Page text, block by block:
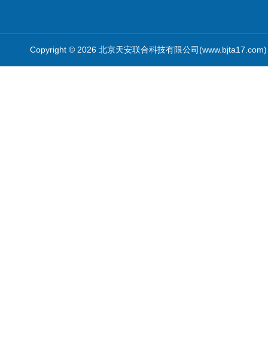
Copyright © 2026 北京天安联合科技有限公司